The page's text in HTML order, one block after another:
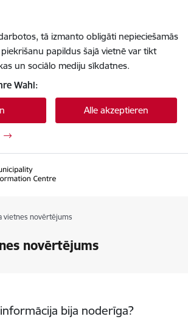
tā izmanto obligāti nepieciešamās
papildus šajā vietnē var tikt
un sociālo mediju sīkdatnes.
Wahl:
Alle akzeptieren
vietnes novērtējums
novērtējums
bija noderīga?